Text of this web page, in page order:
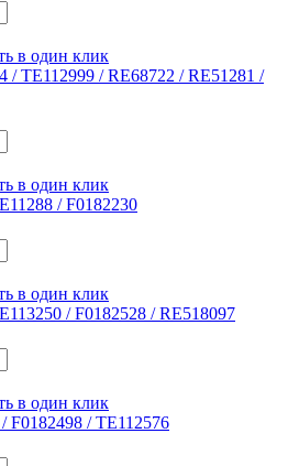
в один клик
/ TE112999 / RE68722 / RE51281 /
в один клик
/ F0182230
в один клик
/ F0182528 / RE518097
в один клик
F0182498 / TE112576